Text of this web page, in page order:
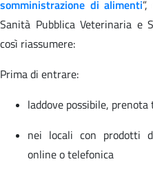
somministrazione di alimenti
Sanità Pubblica Veterinaria e
così riassumere:
Prima di entrare:
laddove possibile,
nei locali con prodotti
online o telefonica